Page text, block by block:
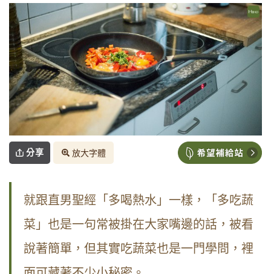
分享 放大字體
就跟直男聖經「多喝熱水」一樣，「多吃蔬
菜」也是一句常被掛在大家嘴邊的話，被看
說著簡單，但其實吃蔬菜也是一門學問，裡